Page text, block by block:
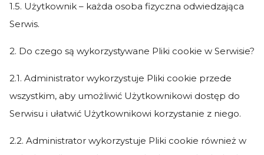
1.5. Użytkownik – każda osoba fizyczna odwiedzająca
Serwis.
2. Do czego są wykorzystywane Pliki cookie w Serwisie?
2.1. Administrator wykorzystuje Pliki cookie przede
wszystkim, aby umożliwić Użytkownikowi dostęp do
Serwisu i ułatwić Użytkownikowi korzystanie z niego.
2.2. Administrator wykorzystuje Pliki cookie również w